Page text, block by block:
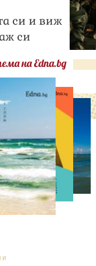
си и виж
си
на Edna.bg
месецът на
шансове: Защо
най-често
живота си